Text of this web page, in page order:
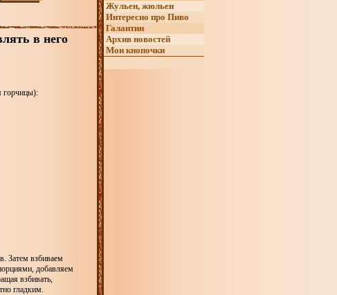
в него
горчицы):
Затем взбиваем
добавляем
взбивать,
гладким.
Жульен, жюльен
Интересно про Пиво
Галантин
Архив новостей
Мои кнопочки